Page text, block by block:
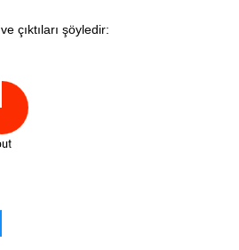
ve çıktıları şöyledir: